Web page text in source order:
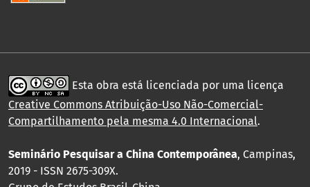
Esta obra está licenciada por uma licença
Creative Commons Atribuição-Uso Não-Comercial-
Compartilhamento pela mesma 4.0 Internacional.
Seminário Pesquisar a China Contemporânea, Campinas,
2019 - ISSN 2675-309X.